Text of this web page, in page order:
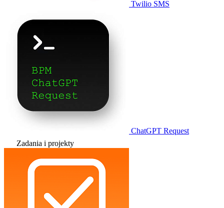
Twilio SMS
ChatGPT Request
Zadania i projekty